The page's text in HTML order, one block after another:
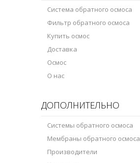
Система обратного осмоса
Фильтр обратного осмоса
Купить осмос
Доставка
Осмос
О нас
ДОПОЛНИТЕЛЬНО
Системы обратного осмоса
Мембраны обратного осмоса
Производители